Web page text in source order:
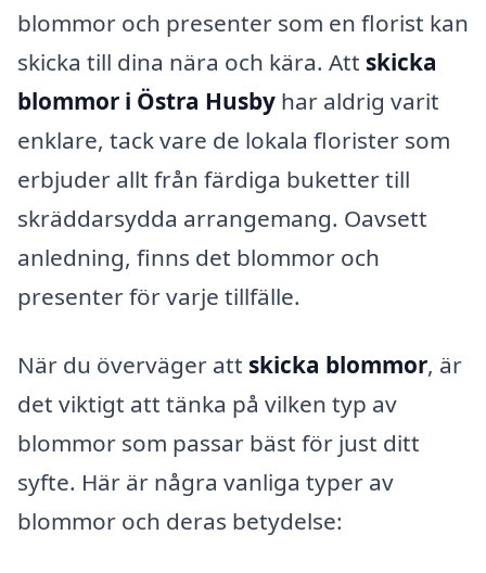
blommor och presenter som en florist kan
skicka till dina nära och kära. Att skicka
blommor i Östra Husby har aldrig varit
enklare, tack vare de lokala florister som
erbjuder allt från färdiga buketter till
skräddarsydda arrangemang. Oavsett
anledning, finns det blommor och
presenter för varje tillfälle.
När du överväger att skicka blommor, är
det viktigt att tänka på vilken typ av
blommor som passar bäst för just ditt
syfte. Här är några vanliga typer av
blommor och deras betydelse: